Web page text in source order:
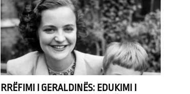
RRËFIMI I GERALDINËS: EDUKIMI I